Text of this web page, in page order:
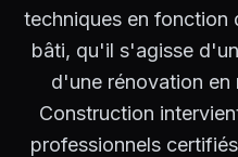
techniques en fonction
bâti, qu'il s'agisse
d'une rénovation en
Construction
professionnels